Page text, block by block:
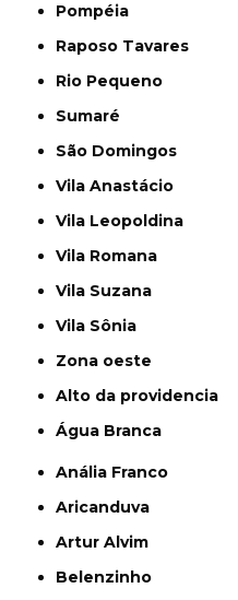
Pompéia
Raposo Tavares
Rio Pequeno
Sumaré
São Domingos
Vila Anastácio
Vila Leopoldina
Vila Romana
Vila Suzana
Vila Sônia
Zona oeste
alto da providencia
Água Branca
Anália Franco
Aricanduva
Artur Alvim
Belenzinho